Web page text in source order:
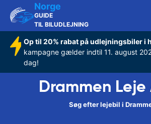
Norge
GUIDE
TIL BILUDLEJNING
Op til 20% rabat på udlejningsbiler i
kampagne gælder indtil 11. august
dag!
Drammen Leje
Søg efter lejebil i